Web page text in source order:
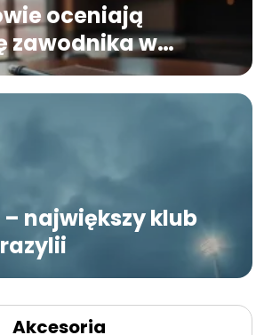
oceniają
zawodnika w
największy klub
Akcesoria